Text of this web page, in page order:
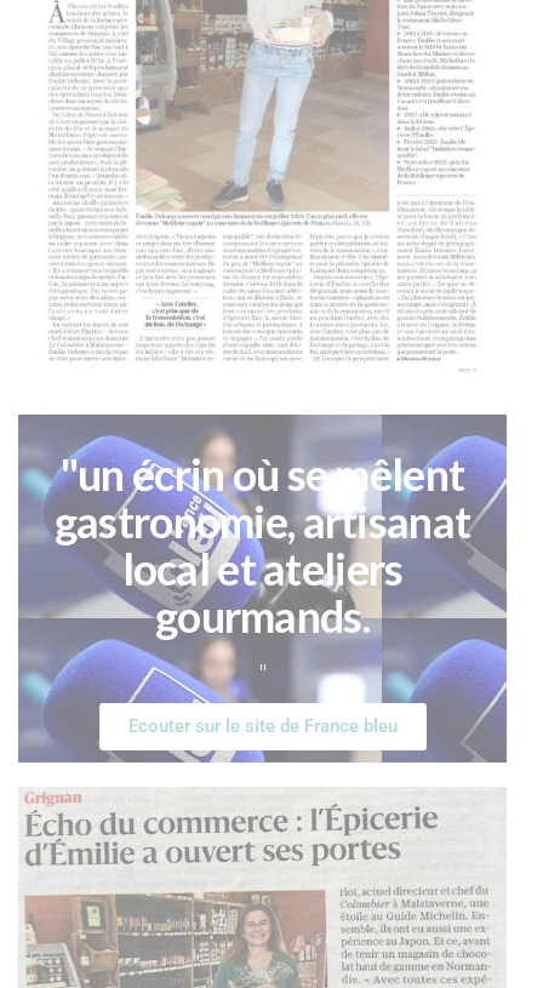
"un écrin où se mêlent
gastronomie, artisanat
local et ateliers
gourmands.
"
Ecouter sur le site de France bleu